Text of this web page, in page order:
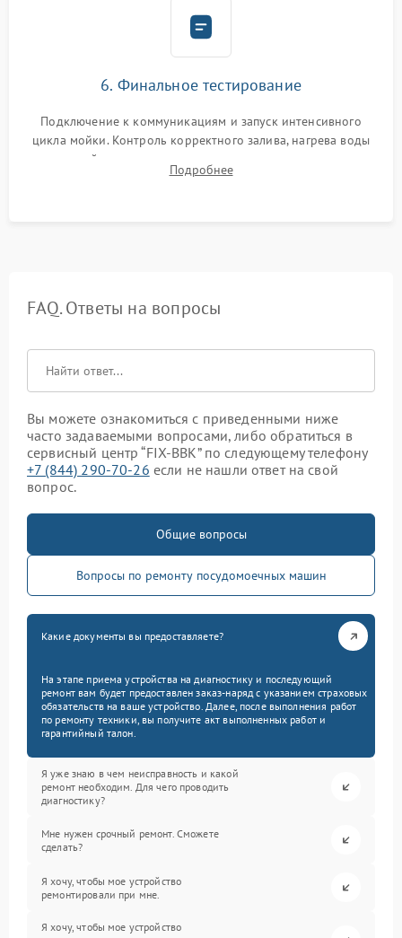
6. Финальное тестирование
Подключение к коммуникациям и запуск интенсивного
цикла мойки. Контроль корректного залива, нагрева воды
до нужной температуры, отсутствия посторонних шумов,
штатного слива и абсолютной сухости в поддоне.
Подробнее
FAQ. Ответы на вопросы
Вы можете ознакомиться с приведенными ниже
часто задаваемыми вопросами, либо обратиться в
сервисный центр “FIX-BBK” по следующему телефону
+7 (844) 290-70-26 если не нашли ответ на свой
вопрос.
Общие вопросы
Вопросы по ремонту посудомоечных машин
Какие документы вы предоставляете?
На этапе приема устройства на диагностику и последующий
ремонт вам будет предоставлен заказ-наряд с указанием страховых
обязательств на ваше устройство. Далее, после выполнения работ
по ремонту техники, вы получите акт выполненных работ и
гарантийный талон.
Я уже знаю в чем неисправность и какой
ремонт необходим. Для чего проводить
диагностику?
Мне нужен срочный ремонт. Сможете
сделать?
Я хочу, чтобы мое устройство
ремонтировали при мне.
Я хочу, чтобы мое устройство